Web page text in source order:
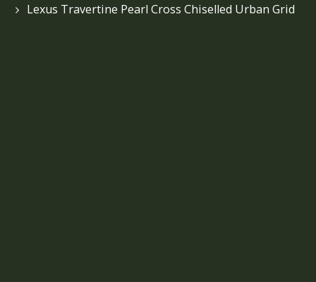
Lexus Travertine Pearl Cross Chiselled Urban Grid